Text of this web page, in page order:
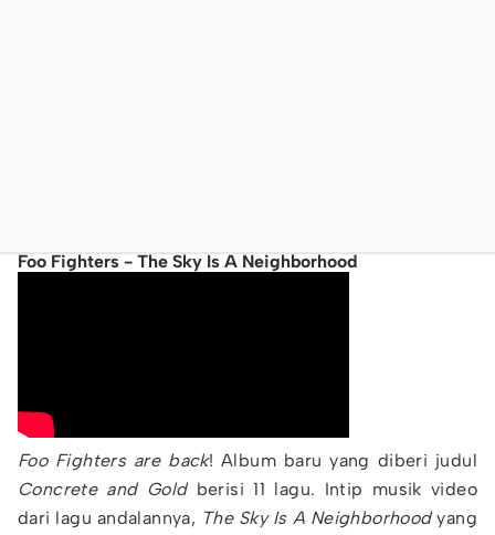
Foo Fighters - The Sky Is A Neighborhood
Foo Fighters are back! Album baru yang diberi judul
Concrete and Goldberisi 11 lagu. Intip musik video
dari lagu andalannya, The Sky Is A Neighborhoodyang